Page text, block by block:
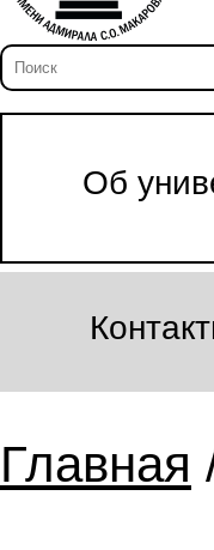
Об
Главная